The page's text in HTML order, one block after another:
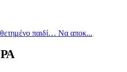
παιδί… Να αποκ...